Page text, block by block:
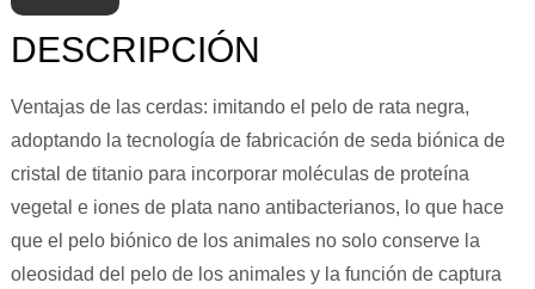
DESCRIPCIÓN
Ventajas de las cerdas: imitando el pelo de rata negra,
adoptando la tecnología de fabricación de seda biónica de
cristal de titanio para incorporar moléculas de proteína
vegetal e iones de plata nano antibacterianos, lo que hace
que el pelo biónico de los animales no solo conserve la
oleosidad del pelo de los animales y la función de captura